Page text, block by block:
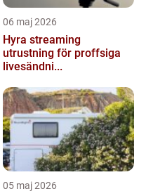
06 maj 2026
Hyra streaming
utrustning för proffsiga
livesändni...
05 maj 2026